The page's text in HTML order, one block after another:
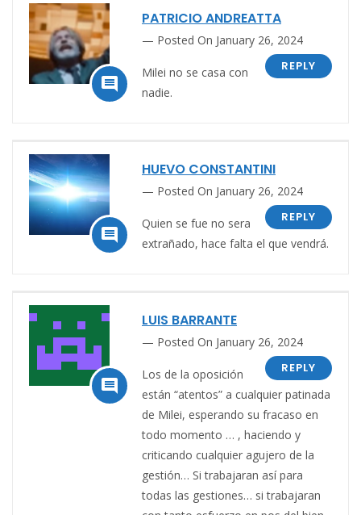

PATRICIO ANDREATTA
Posted On January 26, 2024
REPLY
Milei no se casa con
nadie.

HUEVO CONSTANTINI
Posted On January 26, 2024
REPLY
Quien se fue no sera
extrañado, hace falta el que vendrá.

LUIS BARRANTE
Posted On January 26, 2024
REPLY
Los de la oposición
están “atentos” a cualquier patinada
de Milei, esperando su fracaso en
todo momento … , haciendo y
criticando cualquier agujero de la
gestión… Si trabajaran así para
todas las gestiones… si trabajaran